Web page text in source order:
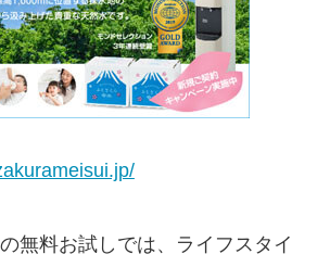
無料お試しでは、ライフスタイ